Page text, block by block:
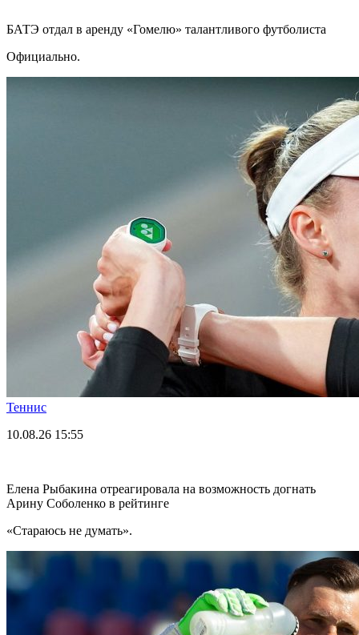
БАТЭ отдал в аренду «Гомелю» талантливого футболиста
Официально.
Теннис
10.08.26 15:55
Елена Рыбакина отреагировала на возможность догнать
Арину Соболенко в рейтинге
«Стараюсь не думать».